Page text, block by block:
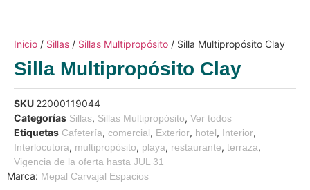
Inicio / Sillas / Sillas Multipropósito / Silla Multipropósito Clay
Silla Multipropósito Clay
SKU 22000119044
Categorías Sillas, Sillas Multipropósito, Ver todos
Etiquetas Cafetería, comercial, Exterior, hotel, Interior,
Interlocutora, multipropósito, playa, restaurante, terraza,
Vigencia de la oferta hasta JUL 31
Marca: Mepal Carvajal Espacios